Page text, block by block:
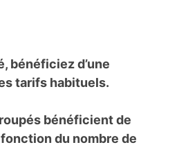
bénéficiez d’une
tarifs habituels.
bénéficient de
du nombre de